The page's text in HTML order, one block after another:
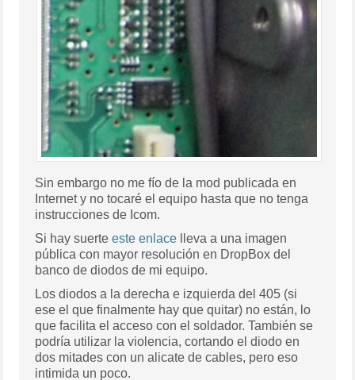
Sin embargo no me fío de la mod publicada en
Internet y no tocaré el equipo hasta que no tenga
instrucciones de Icom.
Si hay suerteeste enlace lleva a una imagen
pública con mayor resolución en DropBox del
banco de diodos de mi equipo.
Los diodos a la derecha e izquierda del 405 (si
ese el que finalmente hay que quitar) no están, lo
que facilita el acceso con el soldador. También se
podría utilizar la violencia, cortando el diodo en
dos mitades con un alicate de cables, pero eso
intimida un poco.